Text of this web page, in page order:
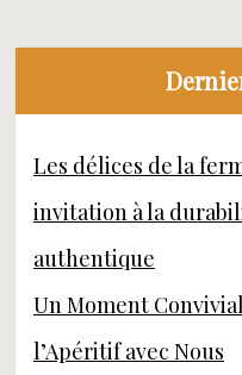
Les délices de la
invitation à la
authentique
Un Moment
l’Apéritif avec Nous